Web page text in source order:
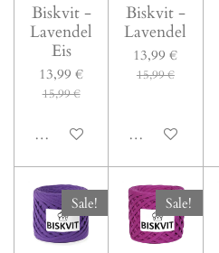
Biskvit -
Lavendel
Eis
13,99 €
15,99 €
In den Warenkorb
Biskvit -
Lavendel
13,99 €
15,99 €
In den
Sale! Sale!